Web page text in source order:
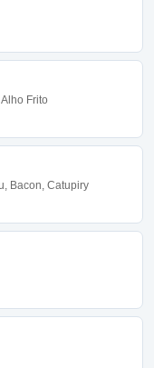
Frito
Bacon, Catupiry